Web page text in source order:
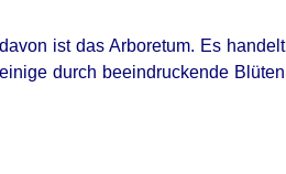
ist das Arboretum. Es handelt
durch beeindruckende Blüten